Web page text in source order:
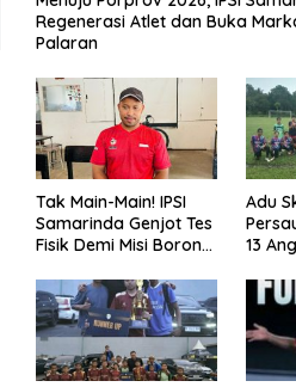
Regenerasi Atlet dan Buka
Palaran
Tak Main-Main! IPSI
Samarinda Genjot Tes
Fisik Demi Misi Borong
Kaltim 2026
Adu
13
Meriah